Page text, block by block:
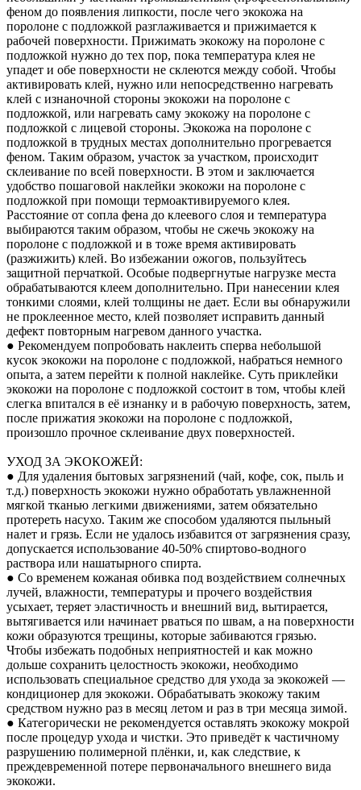
феном до появления липкости, после чего экокожа на
поролоне с подложкой разглаживается и прижимается к
рабочей поверхности. Прижимать экокожу на поролоне с
подложкой нужно до тех пор, пока температура клея не
упадет и обе поверхности не склеются между собой. Чтобы
активировать клей, нужно или непосредственно нагревать
клей с изнаночной стороны экокожи на поролоне с
подложкой, или нагревать саму экокожу на поролоне с
подложкой с лицевой стороны. Экокожа на поролоне с
подложкой в трудных местах дополнительно прогревается
феном. Таким образом, участок за участком, происходит
склеивание по всей поверхности. В этом и заключается
удобство пошаговой наклейки экокожи на поролоне с
подложкой при помощи термоактивируемого клея.
Расстояние от сопла фена до клеевого слоя и температура
выбираются таким образом, чтобы не сжечь экокожу на
поролоне с подложкой и в тоже время активировать
(разжижить) клей. Во избежании ожогов, пользуйтесь
защитной перчаткой. Особые подвергнутые нагрузке места
обрабатываются клеем дополнительно. При нанесении клея
тонкими слоями, клей толщины не дает. Если вы обнаружили
не проклеенное место, клей позволяет исправить данный
дефект повторным нагревом данного участка.
● Рекомендуем попробовать наклеить сперва небольшой
кусок экокожи на поролоне с подложкой, набраться немного
опыта, а затем перейти к полной наклейке. Суть приклейки
экокожи на поролоне с подложкой состоит в том, чтобы клей
слегка впитался в её изнанку и в рабочую поверхность, затем,
после прижатия экокожи на поролоне с подложкой,
произошло прочное склеивание двух поверхностей.
УХОД ЗА ЭКОКОЖЕЙ:
● Для удаления бытовых загрязнений (чай, кофе, сок, пыль и
т.д.) поверхность экокожи нужно обработать увлажненной
мягкой тканью легкими движениями, затем обязательно
протереть насухо. Таким же способом удаляются пыльный
налет и грязь. Если не удалось избавится от загрязнения сразу,
допускается использование 40-50% спиртово-водного
раствора или нашатырного спирта.
● Со временем кожаная обивка под воздействием солнечных
лучей, влажности, температуры и прочего воздействия
усыхает, теряет эластичность и внешний вид, вытирается,
вытягивается или начинает рваться по швам, а на поверхности
кожи образуются трещины, которые забиваются грязью.
Чтобы избежать подобных неприятностей и как можно
дольше сохранить целостность экокожи, необходимо
использовать специальное средство для ухода за экокожей —
кондиционер для экокожи. Обрабатывать экокожу таким
средством нужно раз в месяц летом и раз в три месяца зимой.
● Категорически не рекомендуется оставлять экокожу мокрой
после процедур ухода и чистки. Это приведёт к частичному
разрушению полимерной плёнки, и, как следствие, к
преждевременной потере первоначального внешнего вида
экокожи.